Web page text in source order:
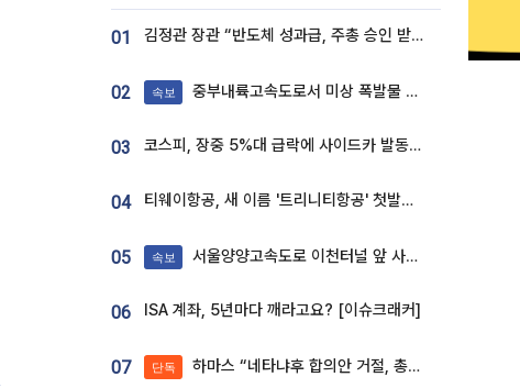
01 김정관 장관 “반도체 성과급, 주총 승인 받도록”…상법·자본시장법 개정 시사
02 속보 중부내륙고속도로서 미상 폭발물 발견
03 코스피, 장중 5%대 급락에 사이드카 발동…삼성·SK 동반 폭락
04 티웨이항공, 새 이름 '트리니티항공' 첫발…SSC 전략 본격화
05 속보 서울양양고속도로 이천터널 앞 사고 발생
06 ISA 계좌, 5년마다 깨라고요? [이슈크래커]
07 단독 하마스 “네타냐후 합의안 거절, 총선 앞두고 시간 끌기”